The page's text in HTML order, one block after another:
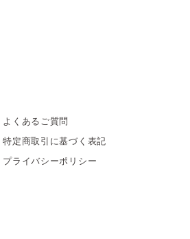
よくあるご質問
特定商取引に基づく表記
プライバシーポリシー